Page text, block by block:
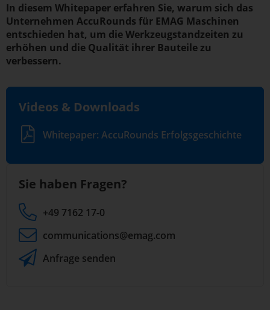
In diesem Whitepaper erfahren Sie, warum sich das
Unternehmen AccuRounds für EMAG Maschinen
entschieden hat, um die Werkzeugstandzeiten zu
erhöhen und die Qualität ihrer Bauteile zu
verbessern.
Videos & Downloads
Whitepaper: AccuRounds Erfolgsgeschichte
Sie haben Fragen?
+49 7162 17-0
communications@emag.com
Anfrage senden